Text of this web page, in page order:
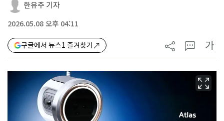
한유주 기자
2026.05.08 오후 04:11
구글에서 뉴스1 즐겨찾기 가